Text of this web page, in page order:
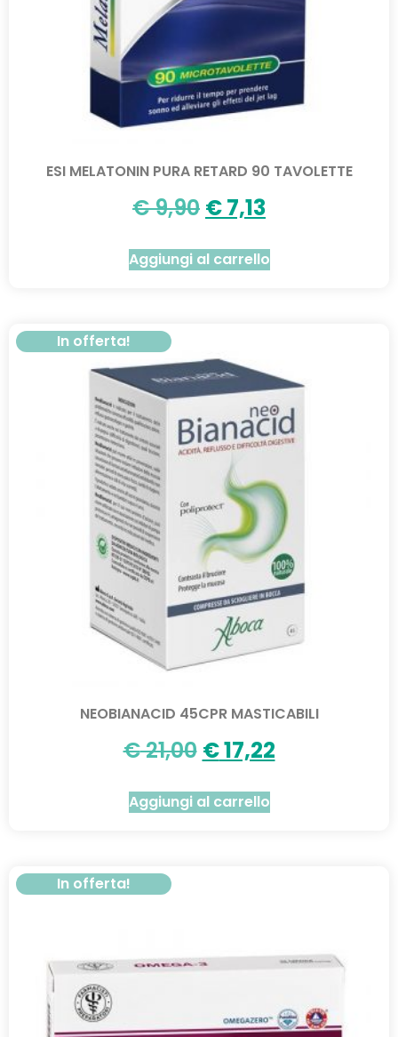
ESI MELATONIN PURA RETARD 90 TAVOLETTE
€9,90 €7,13
Aggiungi al carrello
In offerta!
NEOBIANACID 45CPR MASTICABILI
€21,00 €17,22
Aggiungi al carrello
In offerta!